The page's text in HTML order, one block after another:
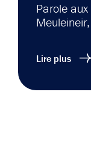
Parole
Lire plus